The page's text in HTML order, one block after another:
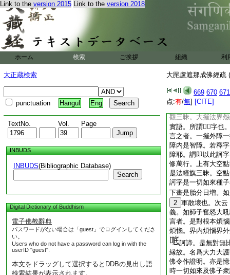
Link to the version 2015 Link to the version 2018
ホーム 検索 ご挨拶 組織 利
大正蔵検索
punctuation Hangul Eng
TextNo. Vol. Page
INBUDS
INBUDS(Bibliographic Database)
Search
Digital Dictionary of Buddhism
電子佛教辭典
パスワードがない場合は「guest」でログインしてくださ
い。
Users who do not have a password can log in with the
userID "guest".
本文をドラッグして選択するとDDBの見出し語
検索結果が表示されます。
大毘盧遮那成佛經疏
669 670 671
点:有/無] [CITE]
何。行人亦爾。依
城郭。猶如虚空不
次句摩訶沫麗。翻
足一切如來力。今
訶字自在力。與佉
力士具足千種伎能
名大力也。第七句
切如來功徳生。言
剛種性生。又於無
因。具修法字萬徳
今衆徳已滿諸力悉
觀三昧。大摧法界
實語。所謂𤙖𤙖字也
言之者。一摧外障
障内是智障。若釋
障耶。謂即以此訶
修萬行。上有大空
是法幢旗三昧。空
訶字是一切如來種
下畫是胎分日増。
2 軍散壞也。次
義。如師子奮怒大
言者。是對根本煩
煩惱。界内煩惱界
訶諦。是無對無
縁故。名爲大力大
佛令作證明。亦是
時一切如來及佛子